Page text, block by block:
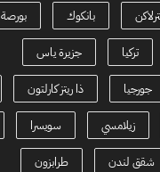
بانكوك بورصة
تركيا جزيرة ياس
جورجيا ذا ريتز كارلتون
زيلامسي سويسرا
شقق لندن طرابزون